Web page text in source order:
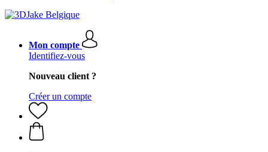
Mon compte
Identifiez-vous
Nouveau client ?
Créer un compte